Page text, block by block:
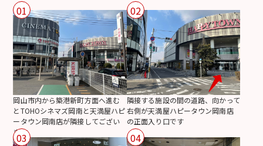
01
岡山市内から築港新町方面へ進む
とTOHOシネマズ岡南と天満屋ハピ
ータウン岡南店が隣接してござい
ます
02
隣接する施設の間の道路、向かって
右側が天満屋ハピータウン岡南店
の正面入り口です
03 04